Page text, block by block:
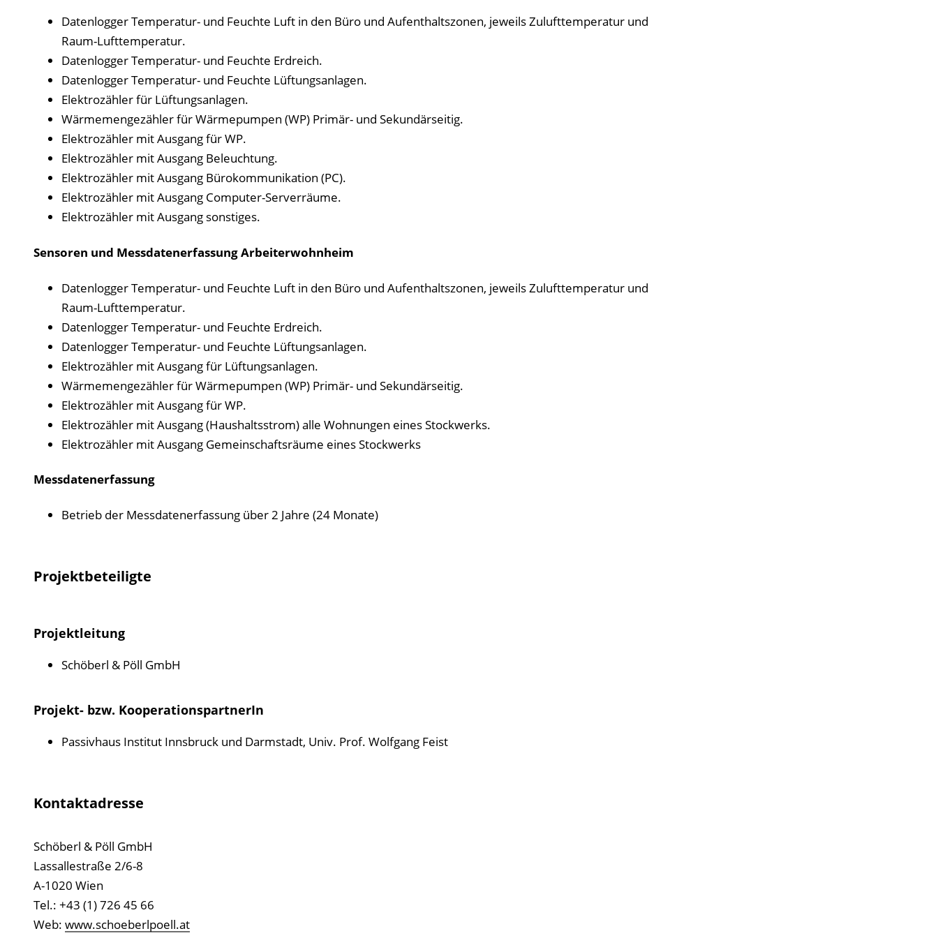
Datenlogger Temperatur- und Feuchte Luft in den Büro und Aufenthaltszonen, jeweils Zulufttemperatur und
Raum-Lufttemperatur.
Datenlogger Temperatur- und Feuchte Erdreich.
Datenlogger Temperatur- und Feuchte Lüftungsanlagen.
Elektrozähler für Lüftungsanlagen.
Wärmemengezähler für Wärmepumpen (WP) Primär- und Sekundärseitig.
Elektrozähler mit Ausgang für WP.
Elektrozähler mit Ausgang Beleuchtung.
Elektrozähler mit Ausgang Bürokommunikation (PC).
Elektrozähler mit Ausgang Computer-Serverräume.
Elektrozähler mit Ausgang sonstiges.
Sensoren und Messdatenerfassung Arbeiterwohnheim
Datenlogger Temperatur- und Feuchte Luft in den Büro und Aufenthaltszonen, jeweils Zulufttemperatur und
Raum-Lufttemperatur.
Datenlogger Temperatur- und Feuchte Erdreich.
Datenlogger Temperatur- und Feuchte Lüftungsanlagen.
Elektrozähler mit Ausgang für Lüftungsanlagen.
Wärmemengezähler für Wärmepumpen (WP) Primär- und Sekundärseitig.
Elektrozähler mit Ausgang für WP.
Elektrozähler mit Ausgang (Haushaltsstrom) alle Wohnungen eines Stockwerks.
Elektrozähler mit Ausgang Gemeinschaftsräume eines Stockwerks
Messdatenerfassung
Betrieb der Messdatenerfassung über 2 Jahre (24 Monate)
Projektbeteiligte
Projektleitung
Schöberl & Pöll GmbH
Projekt- bzw. KooperationspartnerIn
Passivhaus Institut Innsbruck und Darmstadt, Univ. Prof. Wolfgang Feist
Kontaktadresse
Schöberl & Pöll GmbH
Lassallestraße 2/6-8
A-1020 Wien
Tel.: +43 (1) 726 45 66
Web: www.schoeberlpoell.at